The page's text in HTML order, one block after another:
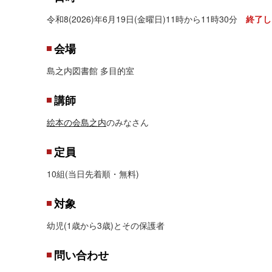
令和8(2026)年6月19日(金曜日)11時から11時30分 終了
会場
島之内図書館 多目的室
講師
絵本の会島之内のみなさん
定員
10組(当日先着順・無料)
対象
幼児(1歳から3歳)とその保護者
問い合わせ